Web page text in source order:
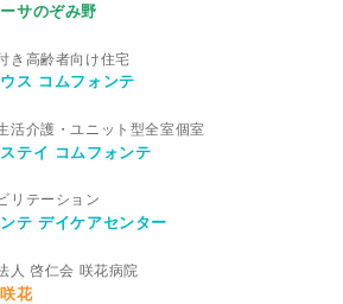
サのぞみ野
き高齢者向け住宅
ス コムフォンテ
活介護・ユニット型全室個室
テイ コムフォンテ
リテーション
テ デイケアセンター
人 啓仁会 咲花病院
花